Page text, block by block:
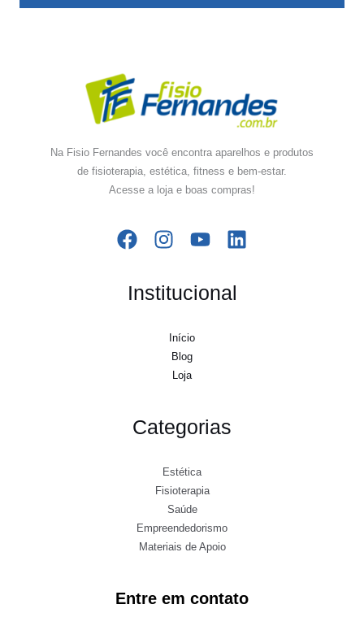
Na Fisio Fernandes você encontra aparelhos e produtos
de fisioterapia, estética, fitness e bem-estar.
Acesse a loja e boas compras!
Institucional
Início
Blog
Loja
Categorias
Estética
Fisioterapia
Saúde
Empreendedorismo
Materiais de Apoio
Entre em contato